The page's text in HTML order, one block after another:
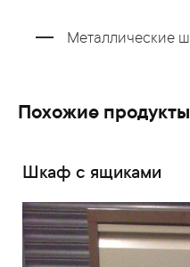
Металлические
Похожие продукты
Шкаф с ящиками